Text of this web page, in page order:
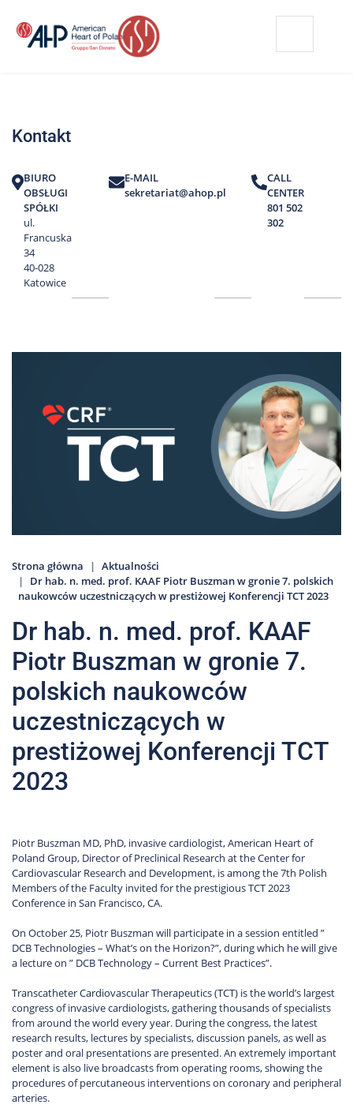
treści
Strefa
Edukacja
Pacjenta
O
nas
Marki
Nas
Galeria
302
Kontakt
BIURO
OBSŁUGI
SPÓŁKI
ul.
Francuska
34
40-028
Katowice
E-MAIL
sekretariat@ahop.pl
CALL
CENTER
801 502
302
Strona główna
Aktualności
Dr hab. n. med. prof. KAAF Piotr Buszman w gronie 7. polskich
naukowców uczestniczących w prestiżowej Konferencji TCT 2023
Dr hab. n. med. prof. KAAF
Piotr Buszman w gronie 7.
polskich naukowców
uczestniczących w
prestiżowej Konferencji TCT
2023
Piotr Buszman MD, PhD, invasive cardiologist, American Heart of
Poland Group, Director of Preclinical Research at the Center for
Cardiovascular Research and Development, is among the 7th Polish
Members of the Faculty invited for the prestigious TCT 2023
Conference in San Francisco, CA.
On October 25, Piotr Buszman will participate in a session entitled ”
DCB Technologies – What’s on the Horizon?”, during which he will give
a lecture on ” DCB Technology – Current Best Practices”.
Transcatheter Cardiovascular Therapeutics (TCT) is the world’s largest
congress of invasive cardiologists, gathering thousands of specialists
from around the world every year. During the congress, the latest
research results, lectures by specialists, discussion panels, as well as
poster and oral presentations are presented. An extremely important
element is also live broadcasts from operating rooms, showing the
procedures of percutaneous interventions on coronary and peripheral
arteries.